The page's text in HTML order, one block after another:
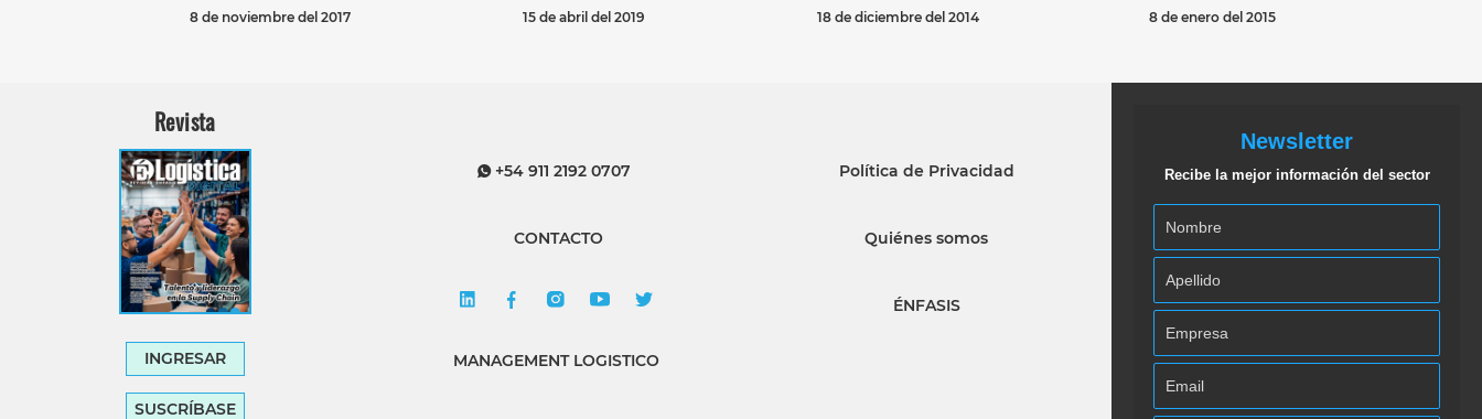
8 de noviembre del 2017 15 de abril del 2019 18 de diciembre del 2014 8 de enero del 2015
Revista
INGRESAR
SUSCRÍBASE
+54 911 2192 0707
CONTACTO
MANAGEMENT LOGISTICO
Política de Privacidad
Quiénes somos
ÉNFASIS
Newsletter
Recibe la mejor información del sector